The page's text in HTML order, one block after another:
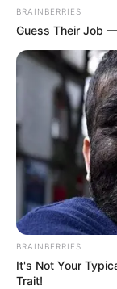
BRAINBERRIES
Guess Their Job
BRAINBERRIES
It's Not Your
Trait!